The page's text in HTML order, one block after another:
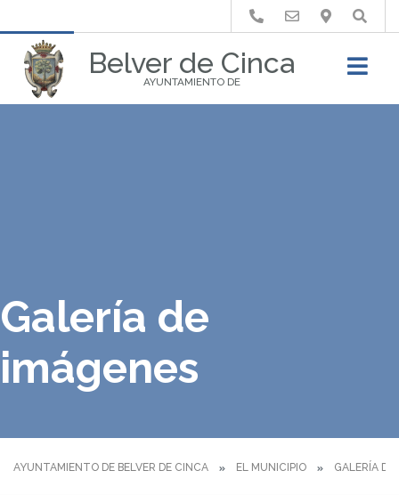
Belver de Cinca
AYUNTAMIENTO DE
Buscar
Galería de
imágenes
AYUNTAMIENTO DE BELVER DE CINCA EL MUNICIPIO GALERÍA DE